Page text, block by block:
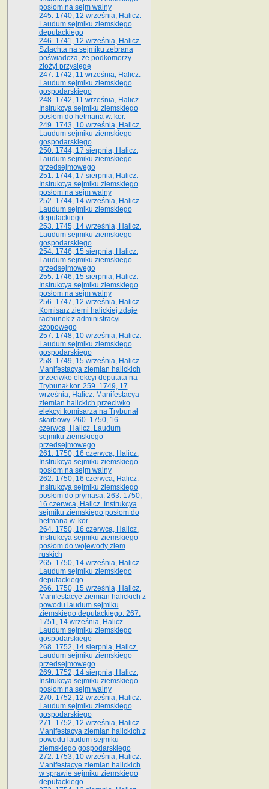
posłom na sejm walny
245. 1740, 12 września, Halicz.
Laudum sejmiku ziemskiego
deputackiego
246. 1741, 12 września, Halicz.
Szlachta na sejmiku zebrana
poświadcza, że podkomorzy
złożył przysięgę
247. 1742, 11 września, Halicz.
Laudum sejmiku ziemskiego
gospodarskiego
248. 1742, 11 września, Halicz.
Instrukcya sejmiku ziemskiego
posłom do hetmana w. kor.
249. 1743, 10 września, Halicz.
Laudum sejmiku ziemskiego
gospodarskiego
250. 1744, 17 sierpnia, Halicz.
Laudum sejmiku ziemskiego
przedsejmowego
251. 1744, 17 sierpnia, Halicz.
Instrukcya sejmiku ziemskiego
posłom na sejm walny
252. 1744, 14 września, Halicz.
Laudum sejmiku ziemskiego
deputackiego
253. 1745, 14 września, Halicz.
Laudum sejmiku ziemskiego
gospodarskiego
254. 1746, 15 sierpnia, Halicz.
Laudum sejmiku ziemskiego
przedsejmowego
255. 1746, 15 sierpnia, Halicz.
Instrukcya sejmiku ziemskiego
posłom na sejm walny
256. 1747, 12 września, Halicz.
Komisarz ziemi halickiej zdaje
rachunek z administracyi
czopowego
257. 1748, 10 września, Halicz.
Laudum sejmiku ziemskiego
gospodarskiego
258. 1749, 15 września, Halicz.
Manifestacya ziemian halickich
przeciwko elekcyi deputata na
Trybunał kor. 259. 1749, 17
września, Halicz. Manifestacya
ziemian halickich przeciwko
elekcyi komisarza na Trybunał
skarbowy. 260. 1750, 16
czerwca, Halicz. Laudum
sejmiku ziemskiego
przedsejmowego
261. 1750, 16 czerwca, Halicz.
Instrukcya sejmiku ziemskiego
posłom na sejm walny
262. 1750, 16 czerwca, Halicz.
Instrukcya sejmiku ziemskiego
posłom do prymasa. 263. 1750,
16 czerwca, Halicz. Instrukcya
sejmiku ziemskiego posłom do
hetmana w. kor.
264. 1750, 16 czerwca, Halicz.
Instrukcya sejmiku ziemskiego
posłom do wojewody ziem
ruskich
265. 1750, 14 września, Halicz.
Laudum sejmiku ziemskiego
deputackiego
266. 1750, 15 września, Halicz.
Manifestacye ziemian halickich z
powodu laudum sejmiku
ziemskiego deputackiego. 267.
1751, 14 września, Halicz.
Laudum sejmiku ziemskiego
gospodarskiego
268. 1752, 14 sierpnia, Halicz.
Laudum sejmiku ziemskiego
przedsejmowego
269. 1752, 14 sierpnia, Halicz.
Instrukcya sejmiku ziemskiego
posłom na sejm walny
270. 1752, 12 września, Halicz.
Laudum sejmiku ziemskiego
gospodarskiego
271. 1752, 12 września, Halicz.
Manifestacya ziemian halickich z
powodu laudum sejmiku
ziemskiego gospodarskiego
272. 1753, 10 września, Halicz.
Manifestacye ziemian halickich
w sprawie sejmiku ziemskiego
deputackiego